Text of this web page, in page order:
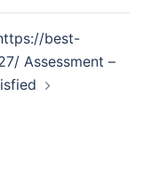
best-
Assessment –